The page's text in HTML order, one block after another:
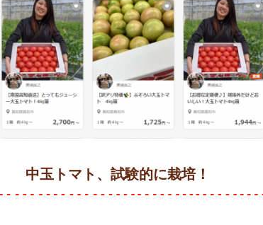
中玉トマト、試験的に栽培！